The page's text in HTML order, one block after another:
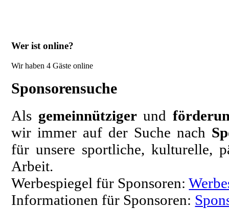
Wer ist online?
Wir haben 4 Gäste online
Sponsorensuche
Als gemeinnützigerund
wir immer auf der Suche nach
für unsere sportliche, kulturelle,
Arbeit.
Werbespiegel für Sponsoren:
Informationen für Sponsoren: